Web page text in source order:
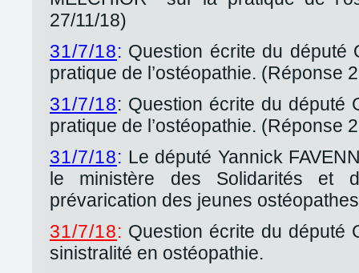
27/11/18)
31/7/18: Question écrite du député
pratique de l’ostéopathie. (Réponse
31/7/18: Question écrite du député
pratique de l’ostéopathie. (Réponse
31/7/18: Le député Yannick
le ministère des Solidarités et
prévarication des jeunes
31/7/18: Question écrite du député
sinistralité en ostéopathie.